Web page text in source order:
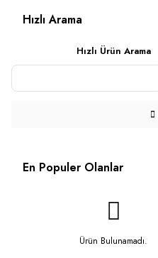
Hızlı Arama
Hızlı Ürün Arama
En Populer Olanlar
Ürün Bulunamadı.